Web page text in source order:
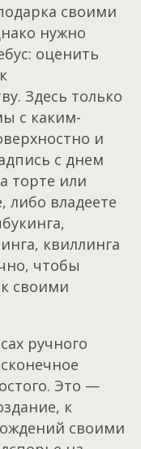
своими
нужно
оценить
Здесь только
с каким-
и
с днем
торте или
либо владеете
квиллинга
чтобы
своими
ручного
Это —
к
своими